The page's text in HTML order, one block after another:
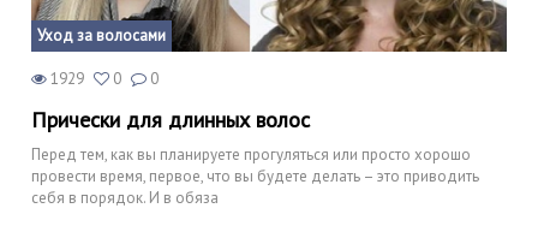
Уход за волосами
1929 0 0
Прически для длинных волос
Перед тем, как вы планируете прогуляться или просто хорошо
провести время, первое, что вы будете делать – это приводить
себя в порядок. И в обяза